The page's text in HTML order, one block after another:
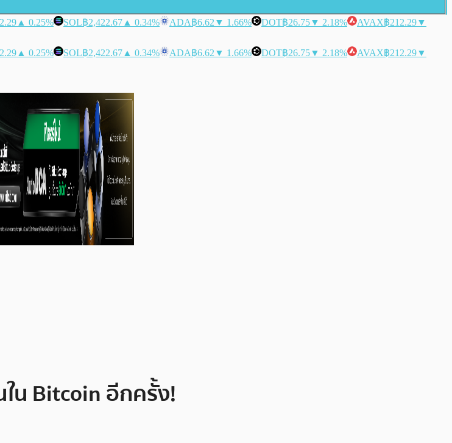
▲ 0.25% SOL฿2,422.67 ▲ 0.34% ADA฿6.62 ▼ 1.66% DOT฿26.75▼ 2.18% AVAX฿212.29▼
▲ 0.25% SOL฿2,422.67 ▲ 0.34% ADA฿6.62 ▼ 1.66% DOT฿26.75▼ 2.18% AVAX฿212.29▼
น Bitcoin อีกครั้ง!